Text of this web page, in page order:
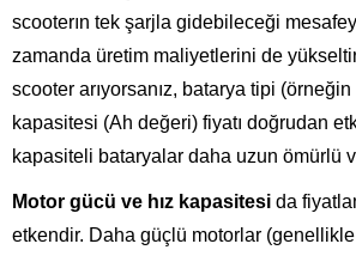
scooterın tek şarjla gidebileceği mesafeyi
zamanda üretim maliyetlerini de
scooter arıyorsanız, batarya tipi
kapasitesi (Ah değeri) fiyatı doğrudan
kapasiteli bataryalar daha uzun ömürlü
Motor gücü ve hız kapasitesi da
etkendir. Daha güçlü motorlar